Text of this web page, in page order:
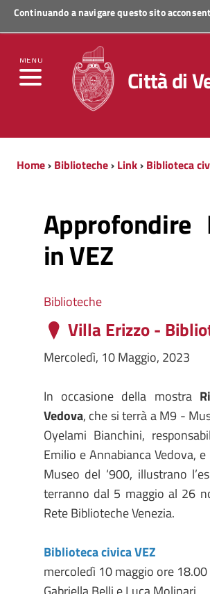
Continuando a navigare questo sito
MENU
Regione Veneto
Città di
Home› Biblioteche› Link› Biblioteca
Approfondire
in VEZ
Biblioteche
Villa Erizzo -
Mercoledì, 10 Maggio, 2023
In occasione della mostra
Vedova, che si terrà a M9 -
Oyelami Bianchini,
Emilio e Annabianca Vedova,
Museo del ‘900, illustrano
terranno dal 5 maggio al 26
Rete Biblioteche Venezia.
Biblioteca civica VEZ
mercoledì 10 maggio ore 18.00